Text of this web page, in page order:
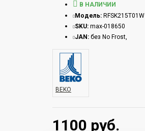
1100 руб.
В НАЛИЧИИ
Модель: RFSK215T01W
SKU: max-018650
JAN: без No Frost,
BEKO